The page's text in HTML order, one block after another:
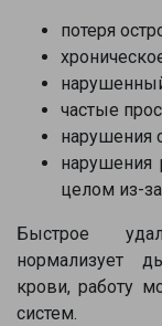
потеря
частые
нарушения
нарушения
целом из-
Быстрое
нормализует
крови, работу
систем.